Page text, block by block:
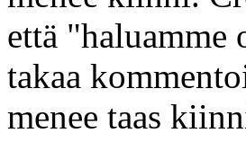
että "haluamme
takaa
menee taas